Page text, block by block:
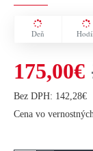
Deň
175,00€
Bez DPH: 142,28€
Cena vo